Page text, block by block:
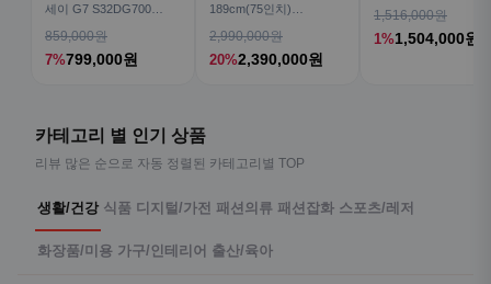
세이 G7 S32DG700
859,000원
7%799,000원
189cm(75인치)
TV
2,990,000원
20%2,390,000원
1,516,000원
1%1,504,000원
카테고리 별 인기 상품
리뷰 많은 순으로 자동 정렬된 카테고리별 TOP
생활/건강 식품 디지털/가전 패션의류 패션잡화 스포츠/레저
화장품/미용 가구/인테리어 출산/육아